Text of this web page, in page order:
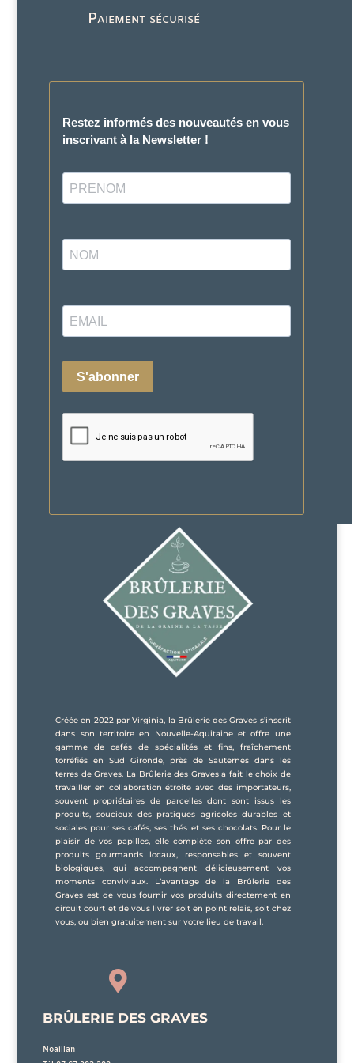
Paiement sécurisé
Créée en 2022 par Virginia, la Brûlerie des Graves s’inscrit
dans son territoire en Nouvelle-Aquitaine et offre une
gamme de cafés de spécialités et fins, fraîchement
torréfiés en Sud Gironde, près de Sauternes dans les
terres de Graves. La Brûlerie des Graves a fait le choix de
travailler en collaboration étroite avec des importateurs,
souvent propriétaires de parcelles dont sont issus les
produits, soucieux des pratiques agricoles durables et
sociales pour ses cafés, ses thés et ses chocolats. Pour le
plaisir de vos papilles, elle complète son offre par des
produits gourmands locaux, responsables et souvent
biologiques, qui accompagnent délicieusement vos
moments conviviaux. L’avantage de la Brûlerie des
Graves est de vous fournir vos produits directement en
circuit court et de vous livrer soit en point relais, soit chez
vous, ou bien gratuitement sur votre lieu de travail.

BRÛLERIE DES GRAVES
Noaillan